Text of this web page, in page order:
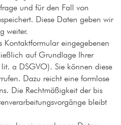
und für den Fall von
Diese Daten geben wir
weiter.
Kontaktformular eingegebenen
auf Grundlage Ihrer
a DSGVO). Sie können diese
Dazu reicht eine formlose
Die Rechtmäßigkeit der bis
bleibt